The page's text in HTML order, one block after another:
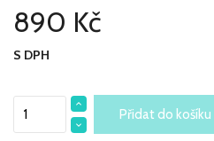
890 Kč
S DPH
Přidat do košíku